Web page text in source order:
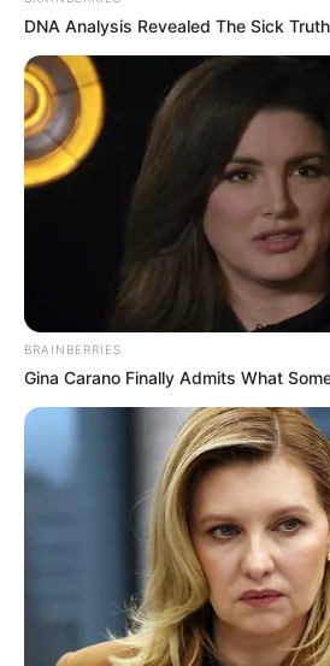
DNA Analysis Revealed The Sick
BRAINBERRIES
Gina Carano Finally Admits What